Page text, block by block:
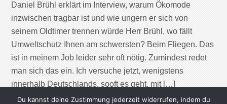
Daniel Brühl erklärt im Interview, warum Ökomode
inzwischen tragbar ist und wie ungern er sich von
seinem Oldtimer trennen würde Herr Brühl, wo fällt
Umweltschutz Ihnen am schwersten? Beim Fliegen. Das
ist in meinem Job leider sehr oft nötig. Zumindest redet
man sich das ein. Ich versuche jetzt, wenigstens
innerhalb Deutschlands, sooft es geht, mit […]
Du kannst deine Zustimmung jederzeit widerrufen, indem du